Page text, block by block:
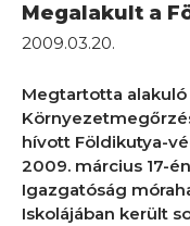
Megalakult a
2009.03.20.
Megtartotta
hívott Földikutya-
2009. március 17-
Igazgatóság
Iskolájában került